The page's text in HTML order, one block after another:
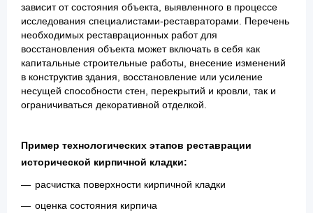
зависит от состояния объекта, выявленного в процессе
исследования специалистами-реставраторами. Перечень
необходимых реставрационных работ для
восстановления объекта может включать в себя как
капитальные строительные работы, внесение изменений
в конструктив здания, восстановление или усиление
несущей способности стен, перекрытий и кровли, так и
ограничиваться декоративной отделкой.
Пример технологических этапов реставрации
исторической кирпичной кладки:
расчистка поверхности кирпичной кладки
оценка состояния кирпича